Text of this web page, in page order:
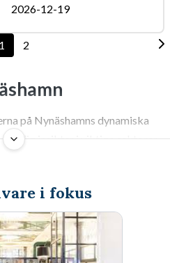
2026-12-19
1 2
på Nynäshamns dynamiska
dig insikter i viktiga sektorer,
resor, en möjlighet att
i fokus